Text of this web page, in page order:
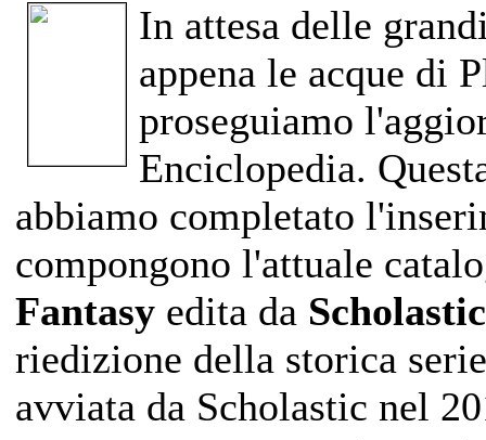
In attesa delle
appena le acque di
proseguiamo
Enciclopedia.
abbiamo completato
compongono l'attuale
Fantasy edita da Scholastic
riedizione della storica
avviata da Scholastic nel